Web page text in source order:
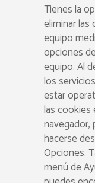
Tienes la
eliminar las
equipo
opciones
equipo. Al
los
estar
las cookies
hacerse
Opciones.
menú de